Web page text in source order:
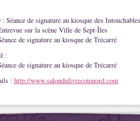
Séance de signature au kiosque des Intouchables
sur la scène Ville de Sept-Îles
de signature au kiosque de Trécarré
:
de signature au kiosque de Trécarré
: http://www.salondulivrecotenord.com